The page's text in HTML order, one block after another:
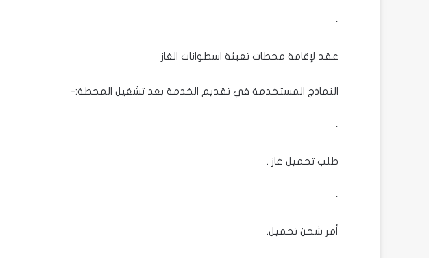
·
عقد لإقامة محطات تعبئة اسطوانات الغاز
النماذج المستخدمة في تقديم الخدمة بعد تشغيل المحطة:-
·
طلب تحميل غاز .
·
أمر شحن تحميل.